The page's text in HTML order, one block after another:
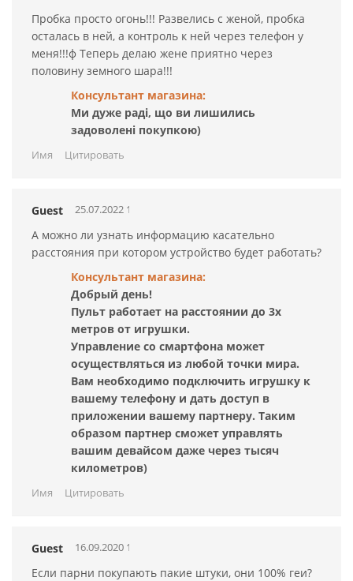
игрушке пора подзарядиться. В этой пробке есть все что
нужно для получения неземного наслаждения с
максимальным комфортом. Стоит только попробовать
новинку и вам уже никогда не захочется с ней
расставаться.
Общая длина - 8,8 см
Рабочая длина - 7,5 см
Аккумуляторная зарядка с USB (в комплекте)
Объем лубриканта - 50 мл
Инструкцию “Как пользоваться анальной пробкой”
здесь
Пробка просто огонь!!! Развелись с женой, пробка
осталась в ней, а контроль к ней через телефон у
меня!!!ф Теперь делаю жене приятно через
половину земного шара!!!
Консультант магазина:
Ми дуже раді, що ви лишились
задоволені покупкою)
Имя Цитировать
Guest 25.07.2022 12:26:43
А можно ли узнать информацию касательно
расстояния при котором устройство будет работать?
Консультант магазина:
Добрый день!
Пульт работает на расстоянии до 3х
метров от игрушки.
Управление со смартфона может
осуществляться из любой точки мира.
Вам необходимо подключить игрушку к
вашему телефону и дать доступ в
приложении вашему партнеру. Таким
образом партнер сможет управлять
вашим девайсом даже через тысяч
километров)
Имя Цитировать
Guest 16.09.2020 14:53:21
Если парни покупають пакие штуки, они 100% геи?